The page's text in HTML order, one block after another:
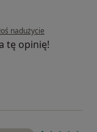
użytkownika Piotr
nadużycie
tę opinię!